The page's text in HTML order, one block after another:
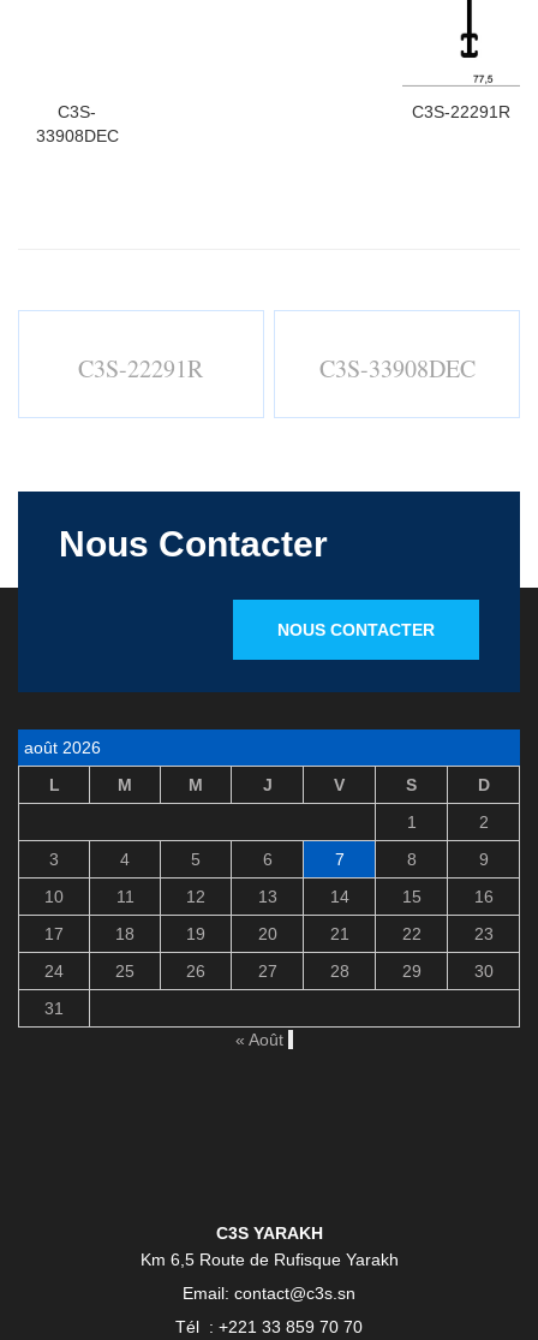
C3S-
33908DEC
C3S-22291R
C3S-22291R C3S-33908DEC
Nous Contacter
NOUS CONTACTER
août 2026
L
M M J V S
D
1
2
3
4 5 6 7 8
9
10
11 12 13 14 15
16
17
18 19 20 21 22
23
24
25 26 27 28 29
30
31
« Août
C3S YARAKH
Km 6,5 Route de Rufisque Yarakh
Email: contact@c3s.sn
Tél : +221 33 859 70 70